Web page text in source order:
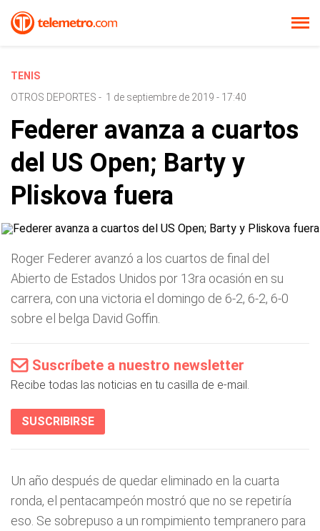
TENIS
OTROS DEPORTES - 1 de septiembre de 2019 - 17:40
Federer avanza a cuartos
del US Open; Barty y
Pliskova fuera
Roger Federer avanzó a los cuartos de final del
Abierto de Estados Unidos por 13ra ocasión en su
carrera, con una victoria el domingo de 6-2, 6-2, 6-0
sobre el belga David Goffin.
Suscríbete a nuestro newsletter
Recibe todas las noticias en tu casilla de e-mail.
SUSCRIBIRSE
Un año después de quedar eliminado en la cuarta
ronda, el pentacampeón mostró que no se repetiría
eso. Se sobrepuso a un rompimiento tempranero para